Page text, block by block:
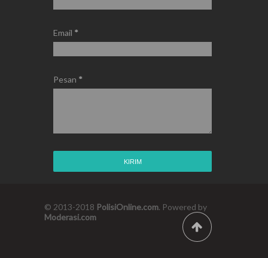
Email *
Pesan *
© 2013-2018 PolisiOnline.com. Powered by
Moderasi.com